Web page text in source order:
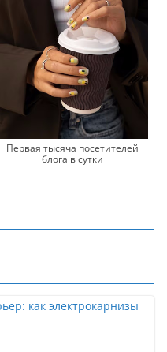
Первая тысяча посетителей
блога в сутки